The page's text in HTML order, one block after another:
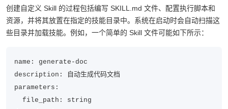
创建自定义 Skill 的过程包括编写 SKILL.md 文件、配置执行脚本和
资源，并将其放置在指定的技能目录中。系统在启动时会自动扫描这
name: generate-doc
description: 自动生成代码文档
parameters: